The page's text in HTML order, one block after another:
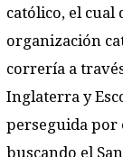
católico, el cual
organización
correría a
Inglaterra y
perseguida por
buscando el